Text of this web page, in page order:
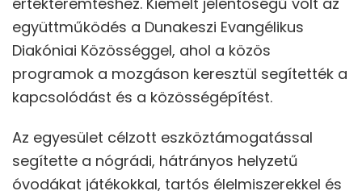
együttműködés a Dunakeszi Evangélikus
Diakóniai Közösséggel, ahol a közös
programok a mozgáson keresztül segítették a
kapcsolódást és a közösségépítést.
Az egyesület célzott eszköztámogatással
segítette a nógrádi, hátrányos helyzetű
óvodákat játékokkal, tartós élelmiszerekkel és